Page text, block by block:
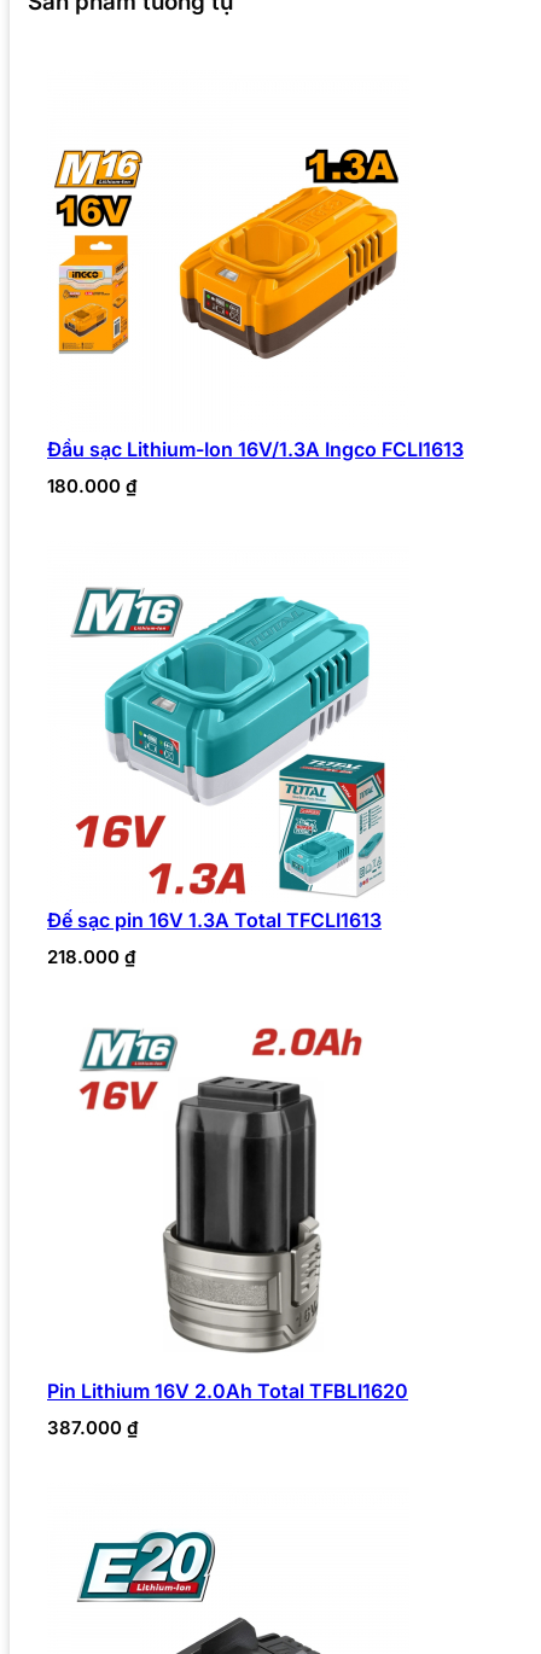
Đầu sạc Lithium-Ion 16V/1.3A Ingco FCLI1613
180.000 ₫
Đế sạc pin 16V 1.3A Total TFCLI1613
218.000 ₫
Pin Lithium 16V 2.0Ah Total TFBLI1620
387.000 ₫